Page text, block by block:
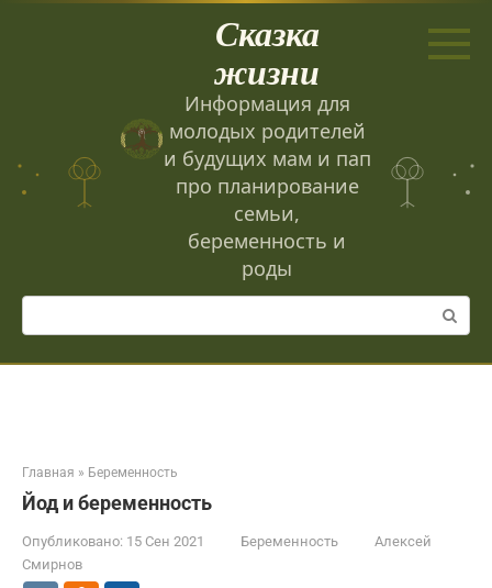
Сказка
жизни
Информация для
молодых родителей
и будущих мам и пап
про планирование
семьи,
беременность и
роды
Поиск:
Главная » Беременность
Йод и беременность
Опубликовано: 15 Сен 2021 Беременность
Алексей
Смирнов